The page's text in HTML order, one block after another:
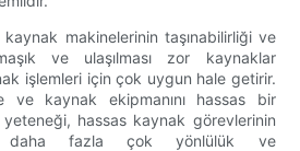
kaynak makinelerinin taşınabilirliği ve
ve ulaşılması zor kaynaklar
işlemleri için çok uygun hale getirir.
ve kaynak ekipmanını hassas bir
hassas kaynak görevlerinin
daha fazla çok yönlülük ve